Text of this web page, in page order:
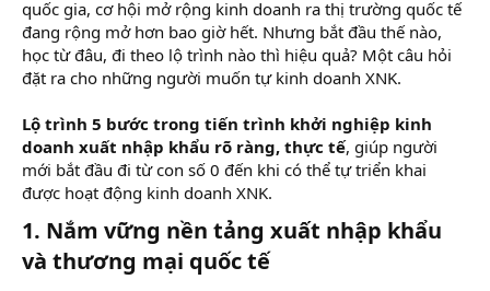
quốc gia, cơ hội mở rộng kinh doanh ra thị trường quốc tế
đang rộng mở hơn bao giờ hết. Nhưng bắt đầu thế nào,
học từ đâu, đi theo lộ trình nào thì hiệu quả? Một câu hỏi
đặt ra cho những người muốn tự kinh doanh XNK.
Lộ trình 5 bước trong tiến trình khởi nghiệp kinh
doanh xuất nhập khẩu rõ ràng, thực tế, giúp người
mới bắt đầu đi từ con số 0 đến khi có thể tự triển khai
được hoạt động kinh doanh XNK.
1. Nắm vững nền tảng xuất nhập khẩu
và thương mại quốc tế​